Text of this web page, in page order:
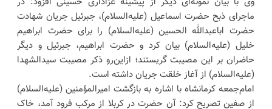
ماجرای ذبح حضرت اسماعیل (علیه‌السلام)، جبرئیل جریان شهادت
حضرت اباعبدالله الحسین (علیه‌السلام) را برای حضرت ابراهیم
خلیل (علیه‌السلام) بیان کرد و حضرت ابراهیم، جبرئیل و دیگر
حاضران بر این مصیبت گریستند؛ ازاین‌رو ذکر مصیبت سیدالشهدا
(علیه‌السلام) از آغاز خلقت جریان داشته است.
امام‌جمعه کرمانشاه با اشاره به بازگشت امیرالمؤمنین (علیه‌السلام)
از صفین تصریح کرد: آن حضرت در کربلا از مرکب فرود آمد، خاک